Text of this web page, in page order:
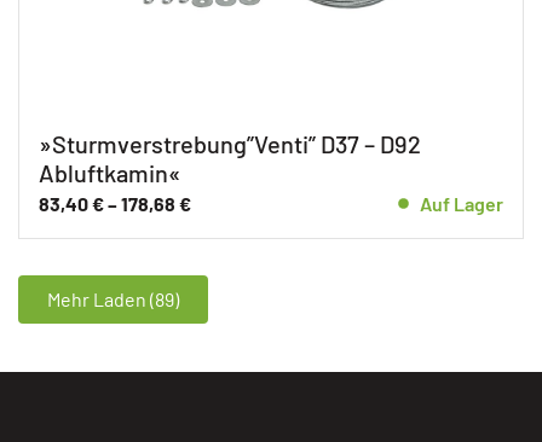
»Sturmverstrebung”Venti” D37 – D92
Abluftkamin«
83,40€–178,68 € Auf Lager
Mehr Laden (89)